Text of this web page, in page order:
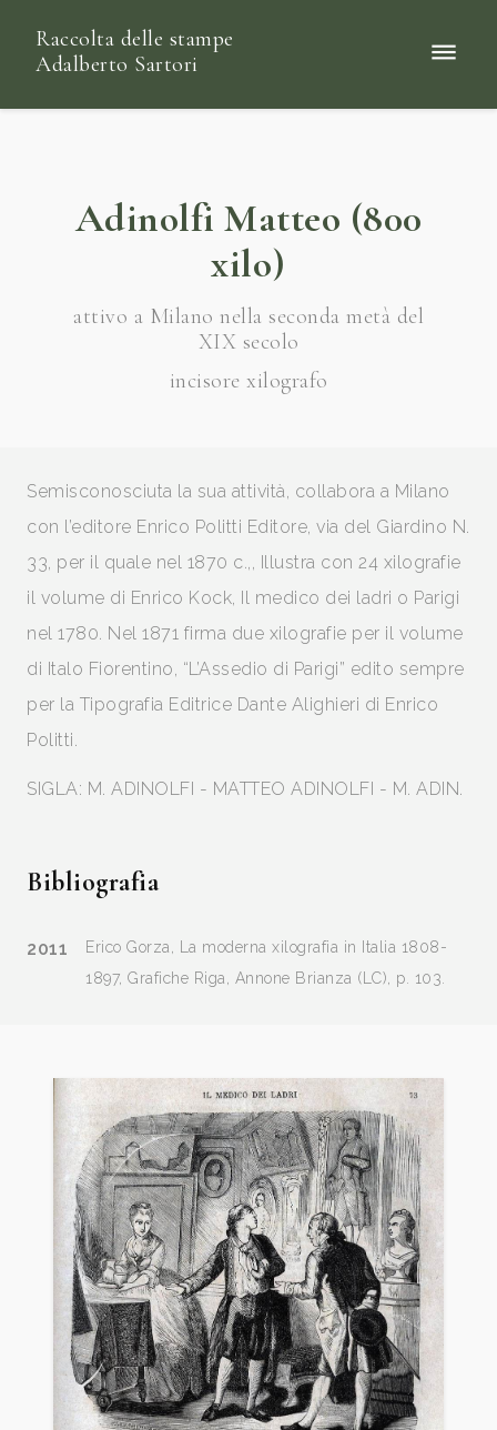
Raccolta delle stampe
Adalberto Sartori
Adinolfi Matteo (800
xilo)
attivo a Milano nella seconda metà del
XIX secolo
incisore xilografo
Semisconosciuta la sua attività, collabora a Milano
con l’editore Enrico Politti Editore, via del Giardino N.
33, per il quale nel 1870 c.,, Illustra con 24 xilografie
il volume di Enrico Kock, Il medico dei ladri o Parigi
nel 1780. Nel 1871 firma due xilografie per il volume
di Italo Fiorentino, “L’Assedio di Parigi” edito sempre
per la Tipografia Editrice Dante Alighieri di Enrico
Politti.
SIGLA: M. ADINOLFI - MATTEO ADINOLFI - M. ADIN.
Bibliografia
2011
Erico Gorza, La moderna xilografia in Italia 1808-
1897, Grafiche Riga, Annone Brianza (LC), p. 103.